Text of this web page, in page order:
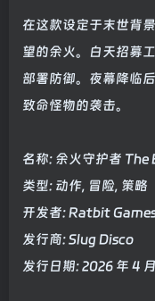
在这款设定于末世背
望的余火。白天招募
部署防御。夜幕降临
致命怪物的袭击。
名称: 余火守护者
类型: 动作, 冒险, 策略
开发者: Ratbit
发行商: Slug Disco
发行日期: 2026 年 4